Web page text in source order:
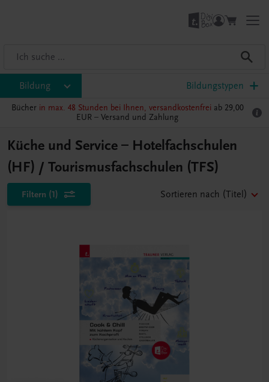
Bildung Bildungstypen
Bücher in max. 48 Stunden bei Ihnen, versandkostenfrei ab 29,00
EUR – Versand und Zahlung
Küche und Service – Hotelfachschulen
(HF) / Tourismusfachschulen (TFS)
Filtern (1) Sortieren nach (Titel)